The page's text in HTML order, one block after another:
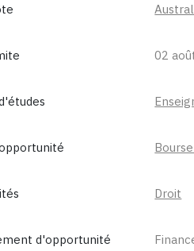
02
Droit
d'opportunité